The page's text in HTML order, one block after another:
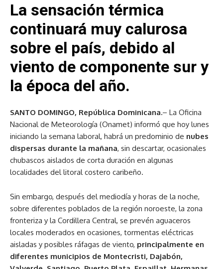
La sensación térmica
continuará muy calurosa
sobre el país, debido al
viento de componente sur y
la época del año.
SANTO DOMINGO, República Dominicana.– La Oficina
Nacional de Meteorología (Onamet) informó que hoy lunes
iniciando la semana laboral, habrá un predominio de nubes
dispersas durante la mañana, sin descartar, ocasionales
chubascos aislados de corta duración en algunas
localidades del litoral costero caribeño.
Sin embargo, después del mediodía y horas de la noche,
sobre diferentes poblados de la región noroeste, la zona
fronteriza y la Cordillera Central, se prevén aguaceros
locales moderados en ocasiones, tormentas eléctricas
aisladas y posibles ráfagas de viento, principalmente en
diferentes municipios de Montecristi, Dajabón,